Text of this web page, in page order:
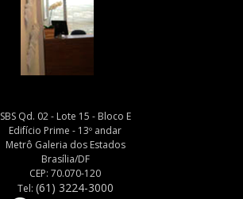
SBS Qd. 02 - Lote 15 - Bloco E
Edifício Prime - 13º andar
Metrô Galeria dos Estados
Brasília/DF
CEP: 70.070-120
Tel: (61) 3224-3000